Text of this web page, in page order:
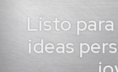
Listo
ideas